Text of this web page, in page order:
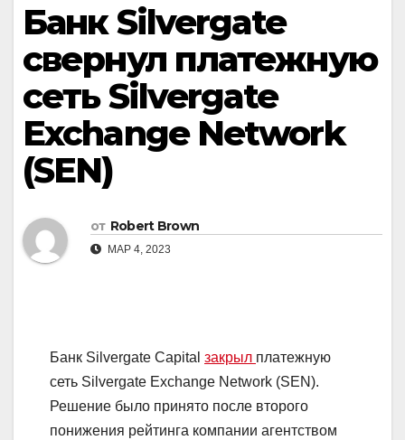
Банк Silvergate
свернул платежную
сеть Silvergate
Exchange Network
(SEN)
от Robert Brown
МАР 4, 2023
Банк Silvergate Capital закрыл платежную
сеть Silvergate Exchange Network (SEN).
Решение было принято после второго
понижения рейтинга компании агентством